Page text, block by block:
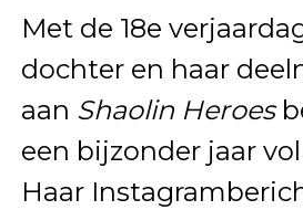
Met de 18e
dochter en haar
aan Shaolin Heroes
een bijzonder jaar
Haar